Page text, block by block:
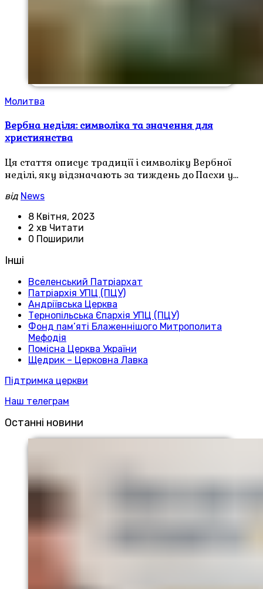
Молитва
Вербна неділя: символіка та значення для
християнства
Ця стаття описує традиції і символіку Вербної
неділі, яку відзначають за тиждень до Пасхи у…
від News
8 Квітня, 2023
2 хв Читати
0 Поширили
Інші
Вселенський Патріархат
Патріархія УПЦ (ПЦУ)
Андріївська Церква
Тернопільська Єпархія УПЦ (ПЦУ)
Фонд пам’яті Блаженнішого Митрополита
Мефодія
Помісна Церква України
Щедрик – Церковна Лавка
Підтримка церкви
Наш телеграм
Останні новини